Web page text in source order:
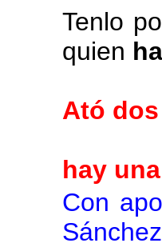
Tenlo
quien
Ató
hay una
Con